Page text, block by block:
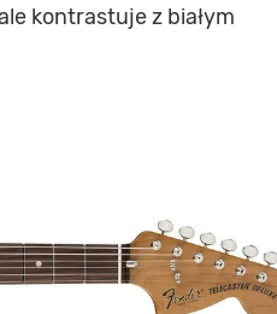
kontrastuje z białym